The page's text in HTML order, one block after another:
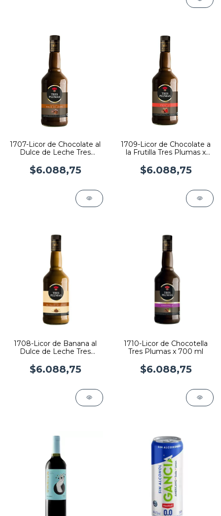
1707-Licor de Chocolate al
Dulce de Leche Tres
$6.088,75
1709-Licor de Chocolate a
la Frutilla Tres Plumas x
$6.088,75
1708-Licor de Banana al
Dulce de Leche Tres
$6.088,75
1710-Licor de Chocotella
Tres Plumas x 700 ml
$6.088,75